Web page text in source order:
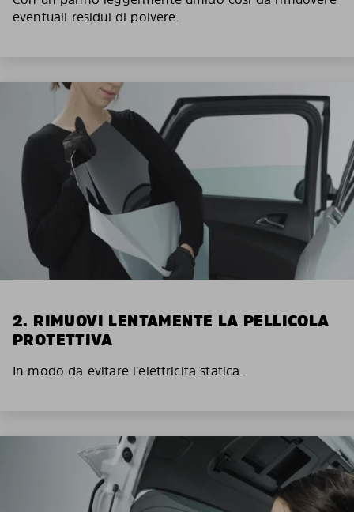
eventuali residui di polvere.
2. RIMUOVI LENTAMENTE LA PELLICOLA
PROTETTIVA
In modo da evitare l’elettricità statica.